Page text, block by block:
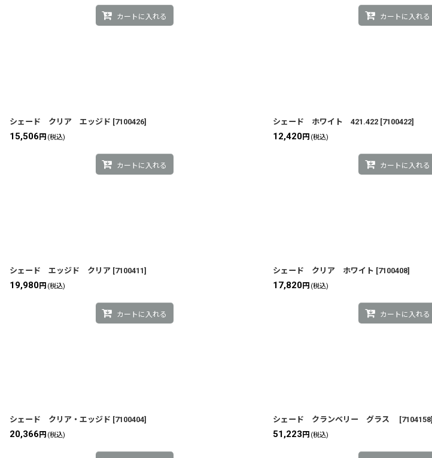
カートに入れる カートに入れる
シェード クリア エッジド [7100426]
15,506 円 (税込)
カートに入れる
シェード ホワイト 421.422 [7100422]
12,420円 (税込)
カートに入れる
シェード エッジド クリア [7100411]
19,980円 (税込)
カートに入れる
シェード クリア ホワイト [7100408]
17,820円 (税込)
カートに入れる
シェード クリア・エッジド [7100404]
20,366 円 (税込)
シェード クランベリー グラス [7104158]
51,223 円 (税込)